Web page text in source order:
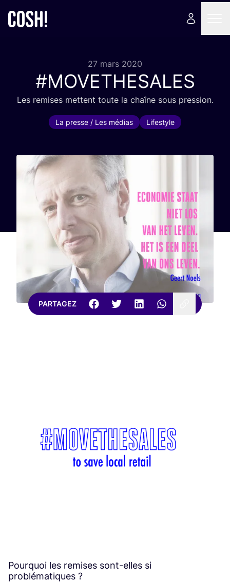
27 mars 2020
#MOVETHESALES
Les remises mettent toute la chaîne sous pression.
La presse / Les médias Lifestyle
PARTAGEZ
Pourquoi les remises sont-elles si
problématiques ?